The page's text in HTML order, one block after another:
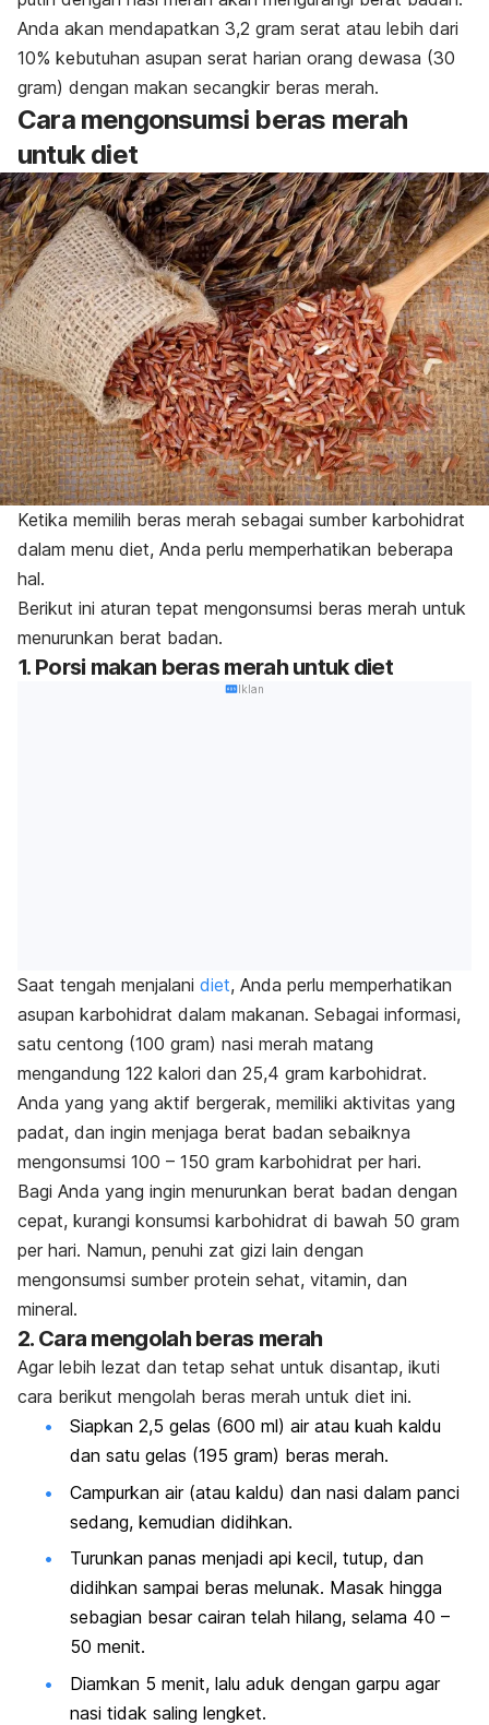
Anda akan mendapatkan 3,2 gram serat atau lebih dari
10% kebutuhan asupan serat harian orang dewasa (30
gram) dengan makan secangkir beras merah.
Cara mengonsumsi beras merah
untuk diet
Ketika memilih beras merah sebagai sumber karbohidrat
dalam menu diet, Anda perlu memperhatikan beberapa
hal.
Berikut ini aturan tepat mengonsumsi beras merah untuk
menurunkan berat badan.
1. Porsi makan beras merah untuk diet
Iklan
Saat tengah menjalani diet, Anda perlu memperhatikan
asupan karbohidrat dalam makanan. Sebagai informasi,
satu centong (100 gram) nasi merah matang
mengandung 122 kalori dan 25,4 gram karbohidrat.
Anda yang yang aktif bergerak, memiliki aktivitas yang
padat, dan ingin menjaga berat badan sebaiknya
mengonsumsi 100 – 150 gram karbohidrat per hari.
Bagi Anda yang ingin menurunkan berat badan dengan
cepat, kurangi konsumsi karbohidrat di bawah 50 gram
per hari. Namun, penuhi zat gizi lain dengan
mengonsumsi sumber protein sehat, vitamin, dan
mineral.
2. Cara mengolah beras merah
Agar lebih lezat dan tetap sehat untuk disantap, ikuti
cara berikut mengolah beras merah untuk diet ini.
Siapkan 2,5 gelas (600 ml) air atau kuah kaldu
dan satu gelas (195 gram) beras merah.
Campurkan air (atau kaldu) dan nasi dalam panci
sedang, kemudian didihkan.
Turunkan panas menjadi api kecil, tutup, dan
didihkan sampai beras melunak. Masak hingga
sebagian besar cairan telah hilang, selama 40 –
50 menit.
Diamkan 5 menit, lalu aduk dengan garpu agar
nasi tidak saling lengket.